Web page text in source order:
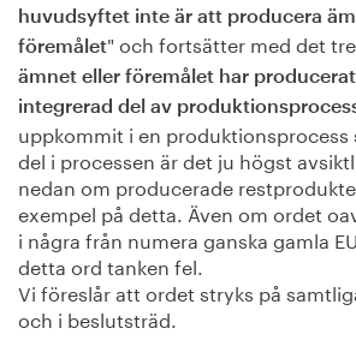
huvudsyftet inte är att producera
föremålet" och fortsätter med det
ämnet eller föremålet har
integrerad del av
uppkommit i en produktionsprocess
del i processen är det ju högst
nedan om producerade
exempel på detta. Även om ordet
i några från numera ganska gamla
detta ord tanken fel.
Vi föreslår att ordet stryks på
och i beslutsträd.